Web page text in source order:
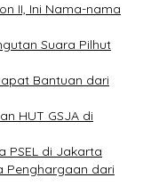
II, Ini Nama-nama
Suara Pilhut
Bantuan dari
HUT GSJA di
PSEL di Jakarta
Penghargaan dari